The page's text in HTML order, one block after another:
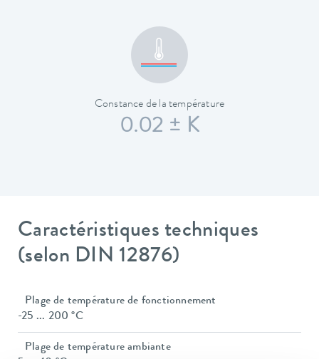
Constance de la température
0.02 ± K
Caractéristiques techniques
(selon DIN 12876)
Plage de température de fonctionnement
-25 ... 200 °C
Plage de température ambiante